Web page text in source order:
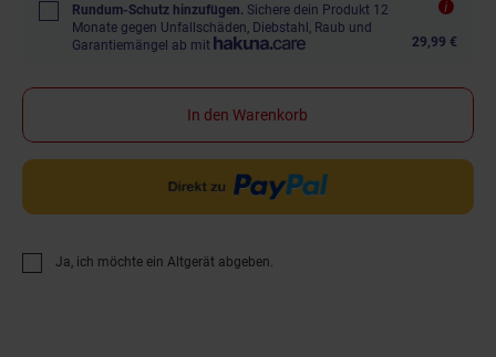
Rundum-Schutz hinzufügen. Sichere dein Produkt 12
Monate gegen Unfallschäden, Diebstahl, Raub und
Garantiemängel ab mit
29,99 €
In den Warenkorb
Ja, ich möchte ein Altgerät abgeben.